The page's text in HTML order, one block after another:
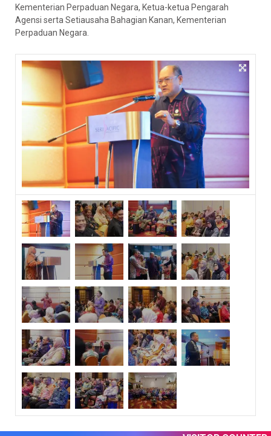
Kementerian Perpaduan Negara, Ketua-ketua Pengarah
Agensi serta Setiausaha Bahagian Kanan, Kementerian
Perpaduan Negara.